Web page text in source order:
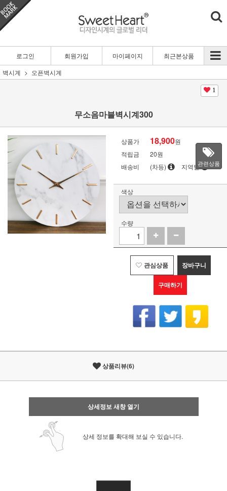
로그인 회원가입 마이페이지
최근본상품
벽시계
오픈벽시계
1
무소음마블벽시계300
상품가 18,900원
적립금
20원
배송비
(차등) 지역별관련상품
색상
수량
관심상품 장바구니
구매하기
상품리뷰(6)
상세정보 새창 열기
상세 정보를 확대해 보실 수 있습니다.